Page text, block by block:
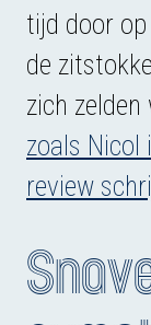
tijd door
de
zich zelden
zoals Nicol
review